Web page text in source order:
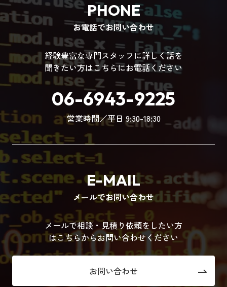
PHONE
お電話でお問い合わせ
経験豊富な専門スタッフに詳しく話を
聞きたい方はこちらにお電話ください
06-6943-9225
営業時間／平日 9:30-18:30
E-MAIL
メールでお問い合わせ
メールで相談・見積り依頼をしたい方
はこちらからお問い合わせください
お問い合わせ